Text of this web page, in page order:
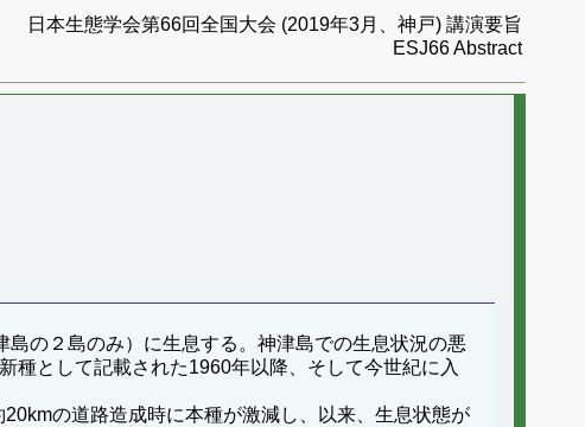
日本生態学会第66回全国大会 (2019年3月、神戸) 講演要旨
ESJ66 Abstract
の２島のみ）に生息する。神津島での生息状況の悪
種として記載された1960年以降、そして今世紀に入
の道路造成時に本種が激減し、以来、生息状態が